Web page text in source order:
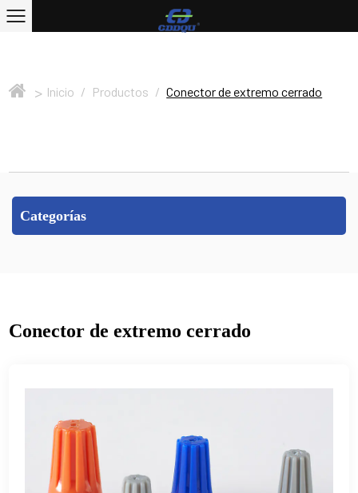
> Inicio / Productos / Conector de extremo cerrado
Categorías
Conector de extremo cerrado